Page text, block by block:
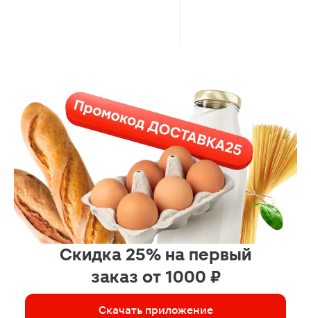
Скидка 25% на первый
заказ от 1000 ₽
Скачать приложение